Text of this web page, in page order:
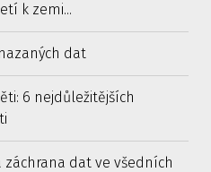
k zemi...
dat
6 nejdůležitějších
záchrana dat ve všedních